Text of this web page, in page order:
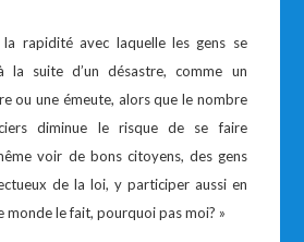
rapidité avec laquelle les gens se
la suite d’un désastre, comme un
ou une émeute, alors que le nombre
diminue le risque de se faire
voir de bons citoyens, des gens
de la loi, y participer aussi en
monde le fait, pourquoi pas moi? »